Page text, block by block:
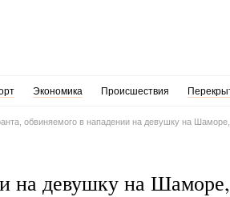
Экономика Происшествия
обвиняемого в нападении на девушку на
на девушку на